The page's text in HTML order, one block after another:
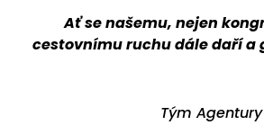
Ať se našemu, nejen
cestovnímu ruchu dále daří a
Tým